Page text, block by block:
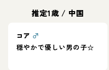
推定1歳 / 中国
コア ♂
穏やかで優しい男の子☆